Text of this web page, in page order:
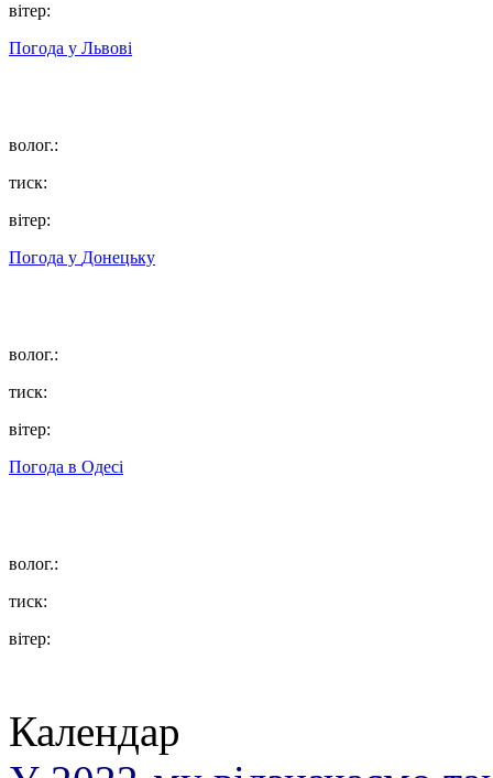
вітер:
Погода у Львові
волог.:
тиск:
вітер:
Погода у Донецьку
волог.:
тиск:
вітер:
Погода в Одесі
волог.:
тиск:
вітер:
Календар